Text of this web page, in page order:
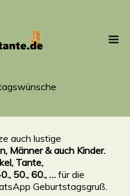
auch lustige
Männer & auch Kinder.
Tante,
50., 60., … für die
Geburtstagsgruß.